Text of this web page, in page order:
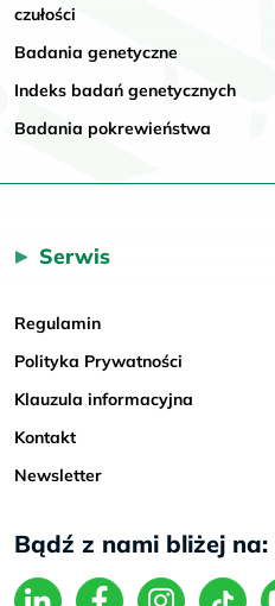
czułości
Badania genetyczne
Indeks badań genetycznych
Badania pokrewieństwa
Serwis
Regulamin
Polityka Prywatności
Klauzula informacyjna
Kontakt
Newsletter
Bądź z nami bliżej na: